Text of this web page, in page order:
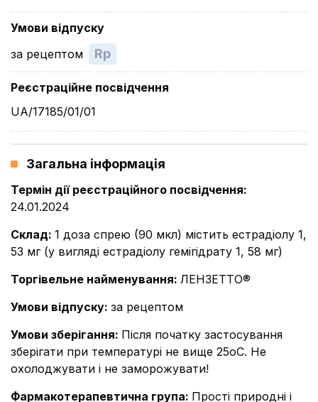
Умови відпуску
за рецептом
Rp
Реєстраційне посвідчення
UA/17185/01/01
Загальна інформація
Термін дії реєстраційного посвідчення:
24.01.2024
Склад: 1 доза спрею (90 мкл) містить естрадіолу 1,
53 мг (у вигляді естрадіолу гемігідрату 1, 58 мг)
Торгівельне найменування: ЛЕНЗЕТТО®
Умови відпуску: за рецептом
Умови зберігання: Після початку застосування
зберігати при температурі не вище 25оС. Не
охолоджувати і не заморожувати!
Фармакотерапевтична група: Прості природні і